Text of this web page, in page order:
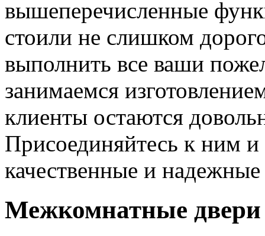
вышеперечисленные
стоили не слишком
выполнить все ваши
занимаемся
клиенты остаются
Присоединяйтесь к ним
качественные и
Межкомнатные двери